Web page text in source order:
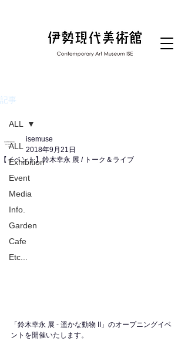
記事
ALL
Exhibition
Event
Media
Info.
Garden
Cafe
Etc...
ALL
【イベント】鈴木幸永 展 / トーク＆ライブ
isemuse
2018年9月21日
「鈴木幸永 展 - 遥かな動物 II」のオープニングイベ
ントを開催いたします。